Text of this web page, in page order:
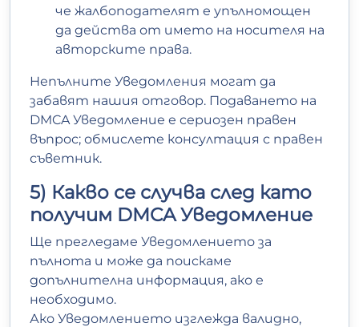
че жалбоподателят е упълномощен
да действа от името на носителя на
авторските права.
Непълните Уведомления могат да
забавят нашия отговор. Подаването на
DMCA Уведомление е сериозен правен
въпрос; обмислете консултация с правен
съветник.
5) Какво се случва след като
получим DMCA Уведомление
Ще прегледаме Уведомлението за
пълнота и може да поискаме
допълнителна информация, ако е
необходимо.
Ако Уведомлението изглежда валидно,